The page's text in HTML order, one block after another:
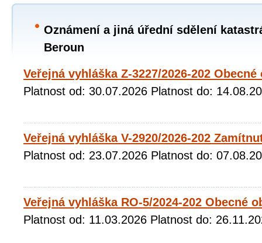
Oznámení a jiná úřední sdělení
Beroun
Veřejná vyhláška Z-3227/2026-202
Platnost od: 30.07.2026 Platnost do:
Veřejná vyhláška V-2920/2026-202
Platnost od: 23.07.2026 Platnost do:
Veřejná vyhláška RO-5/2024-202 Obecné
Platnost od: 11.03.2026 Platnost do: